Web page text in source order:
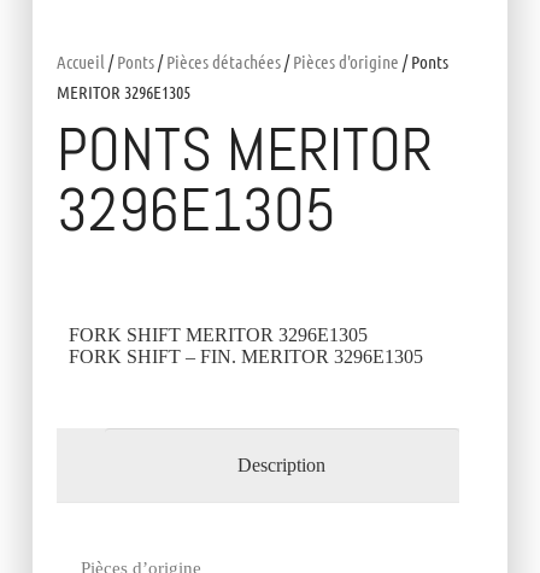
Accueil /Ponts/Pièces détachées/Pièces d'origine / Ponts
MERITOR 3296E1305
PONTS MERITOR
3296E1305
FORK SHIFT MERITOR 3296E1305
FORK SHIFT – FIN. MERITOR 3296E1305
Description
Pièces d’origine